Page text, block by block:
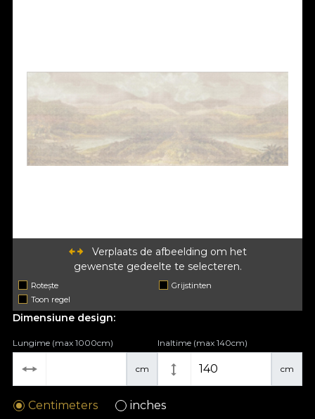
Verplaats de afbeelding om het
gewenste gedeelte te selecteren.
Rotește
Grijstinten
Toon regel
Dimensiune design:
cm
Lungime (max 1000cm)
cm
Inaltime (max 140cm)
Centimeters inches